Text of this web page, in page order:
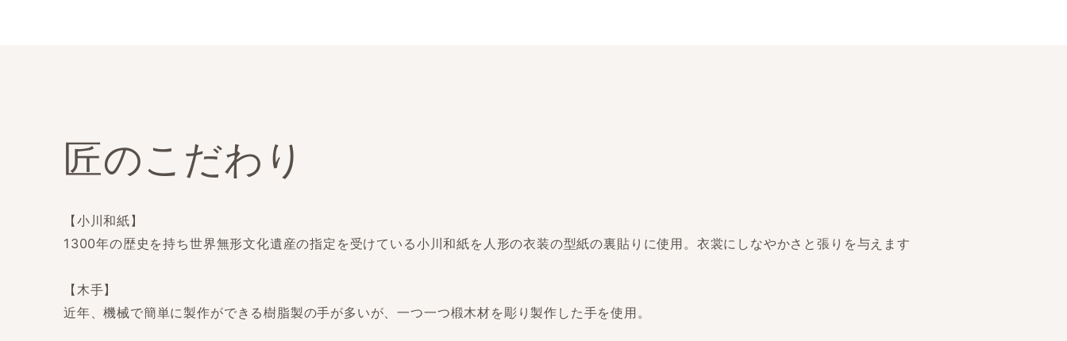
匠のこだわり
【小川和紙】
1300年の歴史を持ち世界無形文化遺産の指定を受けている小川和紙を人形の衣装の型紙の裏貼りに使用。衣裳にしなやかさと張りを与えます
【木手】
近年、機械で簡単に製作ができる樹脂製の手が多いが、一つ一つ椴木材を彫り製作した手を使用。